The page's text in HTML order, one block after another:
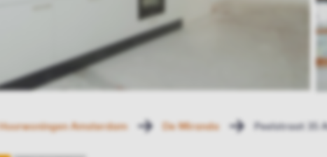
Huurwoningen Amsterdam De Miranda Peelstraat 35